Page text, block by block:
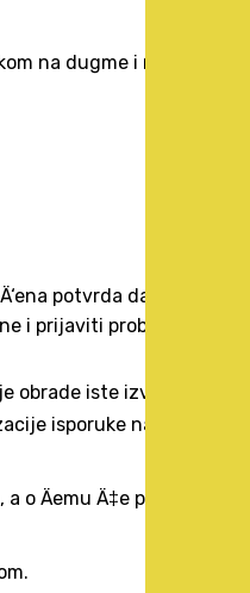
na dugme i na taj
potvrda da je
i prijaviti problem.
obrade iste izvrši
isporuke naruÄenih
o Äemu Ä‡e prethodno